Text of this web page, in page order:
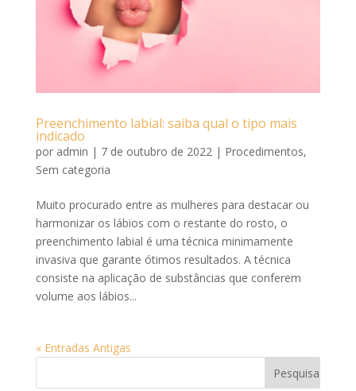
Preenchimento labial: saiba qual o tipo mais
indicado
por admin | 7 de outubro de 2022| Procedimentos,
Sem categoria
Muito procurado entre as mulheres para destacar ou
harmonizar os lábios com o restante do rosto, o
preenchimento labial é uma técnica minimamente
invasiva que garante ótimos resultados. A técnica
consiste na aplicação de substâncias que conferem
volume aos lábios...
« Entradas Antigas